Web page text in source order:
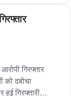
को तैयार करने में
है जहाँ भी यह जाती
करते हैं. गाड़ी के
श्रेय देवी-देवताओं के
गिरफ्तार
को दबोचा
गिरफ्तारी